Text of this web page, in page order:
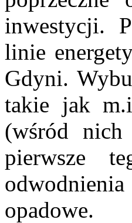
inwestycji.
linie
Gdyni.
takie jak
(wśród
pierwsze
opadowe.